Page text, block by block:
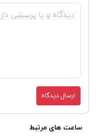
ارسال دیدگاه
ساعت های مرتبط